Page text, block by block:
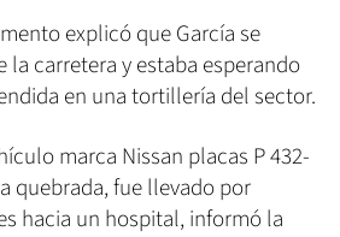
explicó que García se
la carretera y estaba esperando
en una tortillería del sector.
marca Nissan placas P 432-
quebrada, fue llevado por
hacia un hospital, informó la